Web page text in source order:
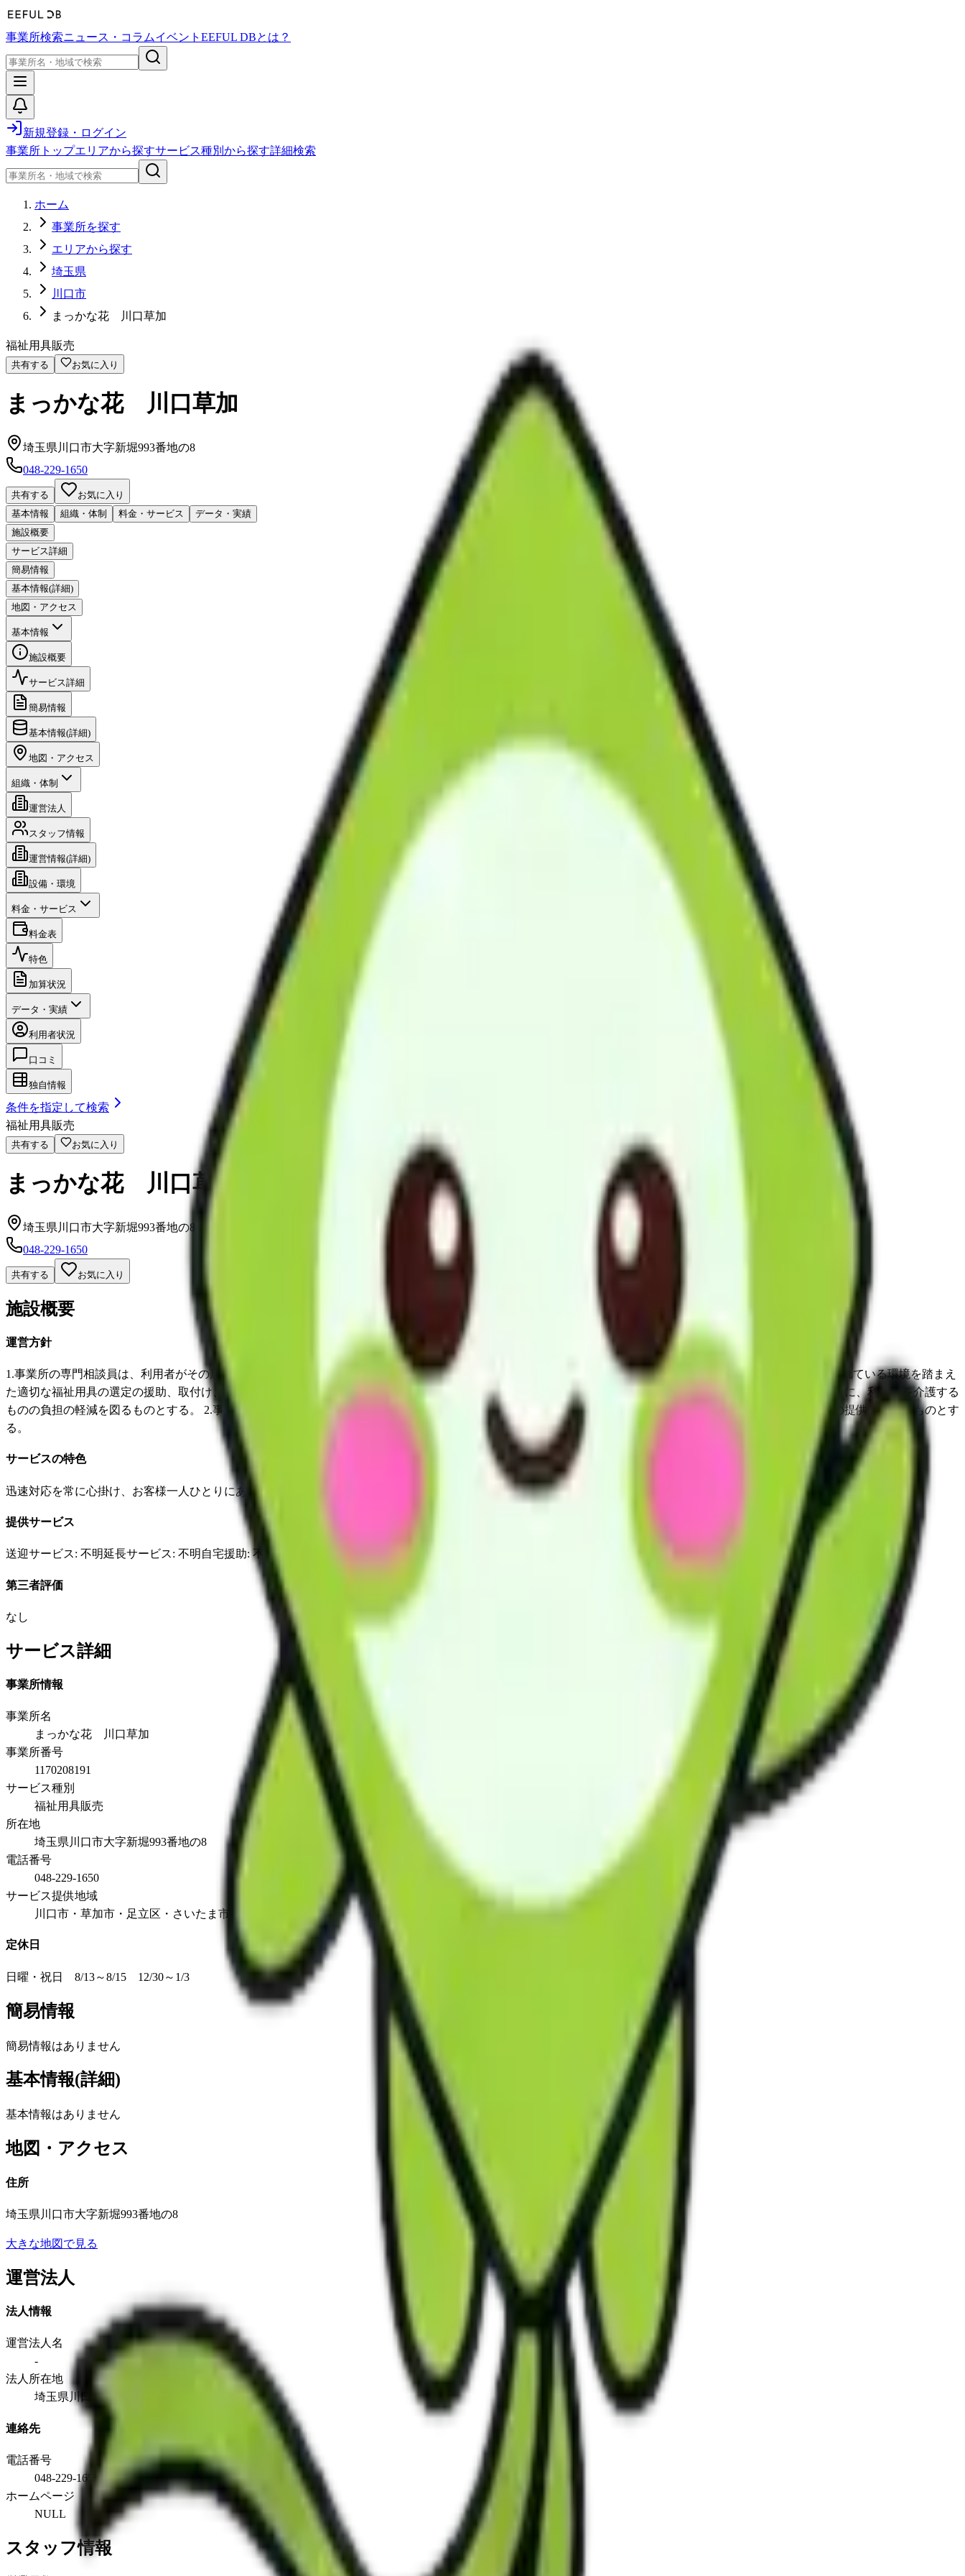
事業所検索ニュース・コラムイベント EEFUL DBとは？
新規登録・ログイン
事業所トップエリアから探すサービス種別から探す詳細検索
ホーム
事業所を探す
エリアから探す
埼玉県
川口市
まっかな花 川口草加
福祉用具販売
共有する お気に入り
まっかな花 川口草加
埼玉県川口市大字新堀993番地の8
048-229-1650
共有する
お気に入り
基本情報
組織・体制 料金・サービス
データ・実績
施設概要
サービス詳細
簡易情報
基本情報(詳細)
地図・アクセス
基本情報
施設概要
サービス詳細
簡易情報
基本情報(詳細)
地図・アクセス
組織・体制
運営法人
スタッフ情報
運営情報(詳細)
設備・環境
料金・サービス
料金表
特色
加算状況
データ・実績
利用者状況
口コミ
独自情報
条件を指定して検索
福祉用具販売
共有する お気に入り
まっかな花 川口草加
埼玉県川口市大字新堀993番地の8
048-229-1650
共有する お気に入り
施設概要
運営方針
1.事業所の専門相談員は、利用者がその居宅において、その有する能力に応じ自立した日常生活を営むことができるよう、利用者の心身の状況、希望及びその置かれている環境を踏まえ
た適切な福祉用具の選定の援助、取付け、調整等を行い、特定福祉用具の販売をすることにより、利用者の日常生活上の便宜を図り、その機能訓練に資するとともに、利用者を介護する
ものの負担の軽減を図るものとする。 2.事業の実施に当たっては、関係市区町村、地域の保健・医療・福祉サービスとの綿密な 連携を図り、総合的なサービスの提供に努めるものとす
る。
サービスの特色
迅速対応を常に心掛け、お客様一人ひとりにあったサービスを提供させていただいております。
提供サービス
送迎サービス: 不明延長サービス: 不明 自宅援助: 不明✓
第三者評価
なし
サービス詳細
事業所情報
事業所名
まっかな花 川口草加
事業所番号
1170208191
サービス種別
福祉用具販売
所在地
埼玉県川口市大字新堀993番地の8
電話番号
048-229-1650
サービス提供地域
川口市・草加市・足立区・さいたま市・八潮市・越谷市
定休日
日曜・祝日 8/13～8/15 12/30～1/3
簡易情報
簡易情報はありません
基本情報(詳細)
基本情報はありません
地図・アクセス
住所
埼玉県川口市大字新堀993番地の8
大きな地図で見る
運営法人
法人情報
運営法人名
-
法人所在地
埼玉県川口市大字新堀993番地の8
連絡先
電話番号
048-229-1650
ホームページ
NULL
スタッフ情報